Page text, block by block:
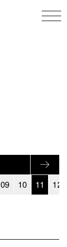
09 10 11 12